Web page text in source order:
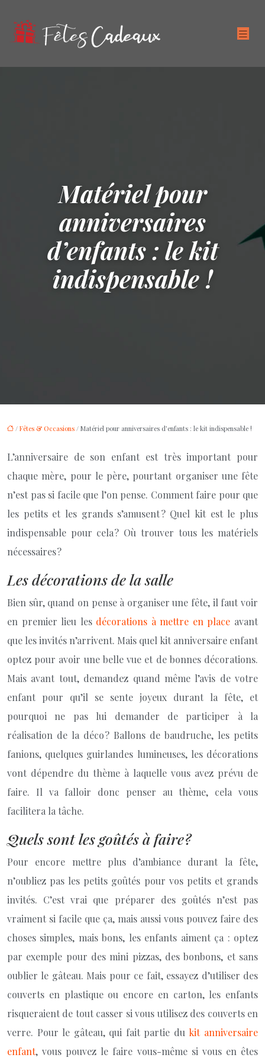
Matériel pour
anniversaires
d’enfants : le kit
indispensable !
/ Fêtes & Occasions / Matériel pour anniversaires d’enfants : le kit indispensable !
L’anniversaire de son enfant est très important pour
chaque mère, pour le père, pourtant organiser une fête
n’est pas si facile que l’on pense. Comment faire pour que
les petits et les grands s’amusent ? Quel kit est le plus
indispensable pour cela ? Où trouver tous les matériels
nécessaires ?
Les décorations de la salle
Bien sûr, quand on pense à organiser une fête, il faut voir
en premier lieu lesdécorations à mettre en place avant
que les invités n’arrivent. Mais quel kit anniversaire enfant
optez pour avoir une belle vue et de bonnes décorations.
Mais avant tout, demandez quand même l’avis de votre
enfant pour qu’il se sente joyeux durant la fête, et
pourquoi ne pas lui demander de participer à la
réalisation de la déco ? Ballons de baudruche, les petits
fanions, quelques guirlandes lumineuses, les décorations
vont dépendre du thème à laquelle vous avez prévu de
faire. Il va falloir donc penser au thème, cela vous
facilitera la tâche.
Quels sont les goûtés à faire ?
Pour encore mettre plus d’ambiance durant la fête,
n’oubliez pas les petits goûtés pour vos petits et grands
invités. C’est vrai que préparer des goûtés n’est pas
vraiment si facile que ça, mais aussi vous pouvez faire des
choses simples, mais bons, les enfants aiment ça : optez
par exemple pour des mini pizzas, des bonbons, et sans
oublier le gâteau. Mais pour ce fait, essayez d’utiliser des
couverts en plastique ou encore en carton, les enfants
risqueraient de tout casser si vous utilisez des couverts en
verre. Pour le gâteau, qui fait partie du kit anniversaire
enfant, vous pouvez le faire vous-même si vous en êtes